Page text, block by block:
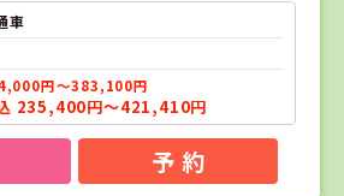
車
円～383,100円
235,400円～421,410円
予 約